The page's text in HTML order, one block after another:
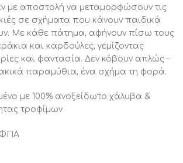
με αποστολή να μεταμορφώσουν τις
σε σχήματα που κάνουν παιδικά
Με κάθε πάτημα, αφήνουν πίσω τους
και καρδούλες, γεμίζοντας
και φαντασία. Δεν κόβουν απλώς –
παραμύθια, ένα σχήμα τη φορά.
με 100% ανοξείδωτο χάλυβα &
τροφίμων